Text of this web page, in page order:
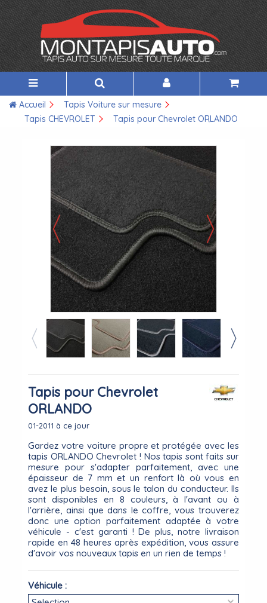
Accueil
Tapis Voiture sur mesure
Tapis CHEVROLET
Tapis pour Chevrolet ORLANDO
Tapis pour Chevrolet
ORLANDO
01-2011 à ce jour
Gardez votre voiture propre et protégée avec les
tapis ORLANDO Chevrolet ! Nos tapis sont faits sur
mesure pour s'adapter parfaitement, avec une
épaisseur de 7 mm et un renfort là où vous en
avez le plus besoin, sous le talon du conducteur. Ils
sont disponibles en 8 couleurs, à l'avant ou à
l'arrière, ainsi que dans le coffre, vous trouverez
donc une option parfaitement adaptée à votre
véhicule - c'est garanti ! De plus, notre livraison
rapide en 48 heures après expédition, vous assure
d'avoir vos nouveaux tapis en un rien de temps !
Véhicule :